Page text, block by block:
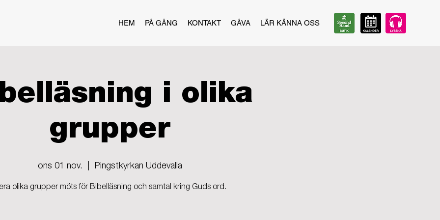
HEM PÅ GÅNG KONTAKT GÅVA LÄR KÄNNA OSS
i olika
grupper
ons 01 nov. Pingstkyrkan Uddevalla